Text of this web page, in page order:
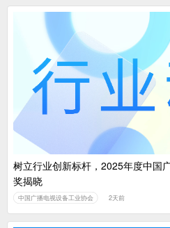
树立行业创新标杆，2025年度中国
奖揭晓
中国广播电视设备工业协会 2天前